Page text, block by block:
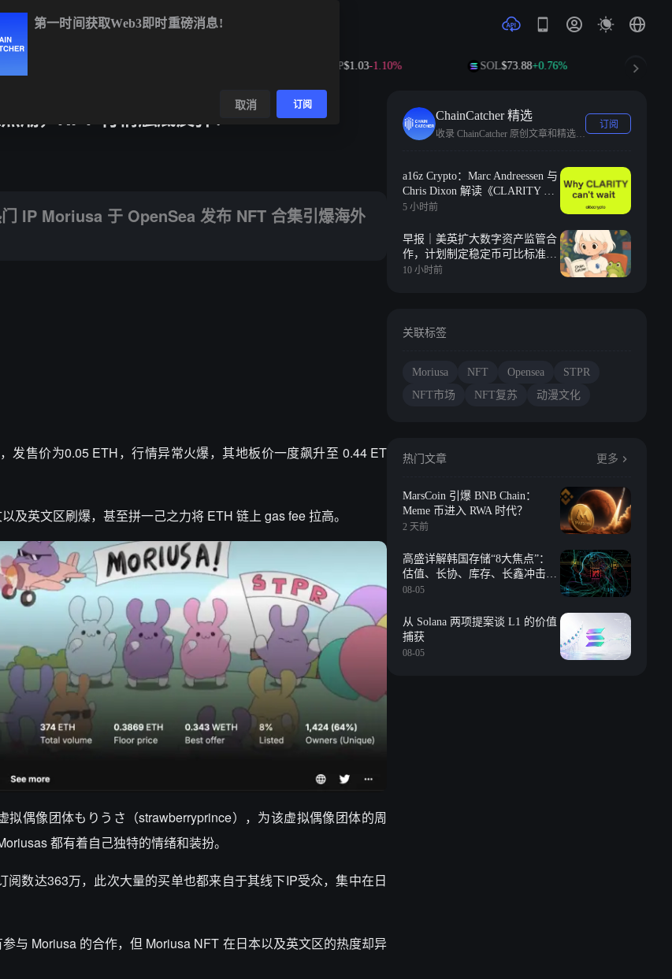
$1.03-1.10% SOL $73.88+0.76% TRX
潮，NFT 行情触底反弹？
IP Moriusa 于 OpenSea 发布 NFT 合集引爆海外
发售价为0.05 ETH，行情异常火爆，其地板价一度飙升至 0.44 ET
及英文区刷爆，甚至拼一己之力将 ETH 链上 gas fee 拉高。
偶像团体もりうさ（strawberryprince），为该虚拟偶像团体的周
都有着自己独特的情绪和装扮。
数达363万，此次大量的买单也都来自于其线下IP受众，集中在日
与 Moriusa 的合作，但 Moriusa NFT 在日本以及英文区的热度却异
ChainCatcher 精选
收录 ChainCatcher 原创文章和精选快讯。
订阅
a16z Crypto：Marc Andreessen 与
Chris Dixon 解读《CLARITY 法
案》为何刻不容缓
5 小时前
早报｜美英扩大数字资产监管合
作，计划制定稳定币可比标准；
标普 500 单月新增 2.1 万亿美元
10 小时前
关联标签
Moriusa NFT Opensea
STPR
NFT市场
NFT复苏 动漫文化
热门文章 更多
MarsCoin 引爆 BNB Chain：
Meme 币进入 RWA 时代？
2 天前
高盛详解韩国存储“8大焦点”：
估值、长协、库存、长鑫冲击、
回购等
08-05
从 Solana 两项提案谈 L1 的价值
捕获
08-05
第一时间获取Web3即时重磅消息!
取消 订阅